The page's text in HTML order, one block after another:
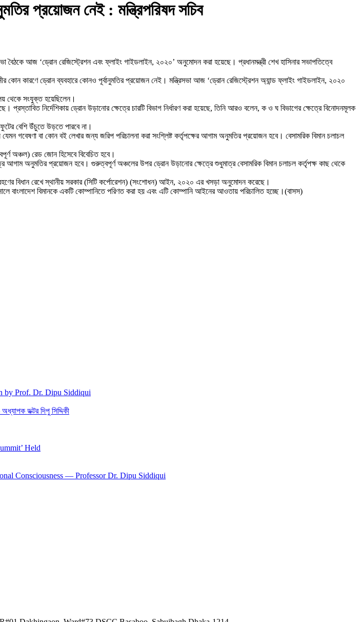
প্রয়োজন নেই : মন্ত্রিপরিষদ সচিব
বৈঠকে আজ ‘ড্রোন রেজিস্ট্রেশন এবং ফ্লাইং গাইডলাইন, ২০২০’ অনুমোদন করা হয়েছে। প্রধানমন্ত্রী শেখ হাসিনার সভাপতিত্বে
কোন কারণে ড্রোন ব্যবহারে কোনও পূর্বানুমতির প্রয়োজন নেই। মন্ত্রিসভা আজ ‘ড্রোন রেজিস্ট্রেশন অ্যান্ড ফ্লাইং গাইডলাইন, ২০২০
থেকে সংযুক্ত হয়েছিলেন।
নির্দেশিকায় ড্রোন উড়ানোর ক্ষেত্রে চারটি বিভাগ নির্ধারণ করা হয়েছে, তিনি আরও বলেন, ক ও ঘ বিভাগের ক্ষেত্রে বিনোদনমূলক
বেশি উঁচুতে উড়তে পারবে না।
গবেষণা বা কোন বই লেখার জন্য জরিপ পরিচালনা করা সংশ্লিষ্ট কর্তৃপক্ষের আগাম অনুমতির প্রয়োজন হবে। বেসামরিক বিমান চলাচল
অঞ্চল) রেড জোন হিসেবে বিবেচিত হবে।
আগাম অনুমতির প্রয়োজন হবে। গুরুত্বপূর্ণ অঞ্চলের উপর ড্রোন উড়ানোর ক্ষেত্রে শুধুমাত্র বেসামরিক বিমান চলাচল কর্তৃপক্ষ কাছ থেকে
বিধান রেখে স্থানীয় সরকার (সিটি কর্পোরেশন) (সংশোধন) আইন, ২০২০ এর খসড়া অনুমোদন করেছে।
বাংলাদেশ বিমানকে একটি কোম্পানিতে পরিণত করা হয় এবং এটি কোম্পানি আইনের আওতায় পরিচালিত হচ্ছে।(বাসস)
by Prof. Dr. Dipu Siddiqui
ডক্টর দিপু সিদ্দিকী
Held
Consciousness — Professor Dr. Dipu Siddiqui